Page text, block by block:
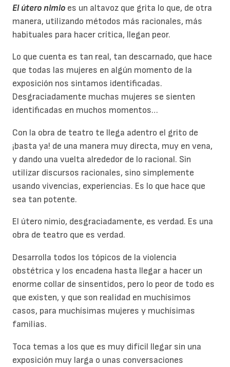
El útero nimio es un altavoz que grita lo que, de otra
manera, utilizando métodos más racionales, más
habituales para hacer crítica, llegan peor.
Lo que cuenta es tan real, tan descarnado, que hace
que todas las mujeres en algún momento de la
exposición nos sintamos identificadas.
Desgraciadamente muchas mujeres se sienten
identificadas en muchos momentos…
Con la obra de teatro te llega adentro el grito de
¡basta ya! de una manera muy directa, muy en vena,
y dando una vuelta alrededor de lo racional. Sin
utilizar discursos racionales, sino simplemente
usando vivencias, experiencias. Es lo que hace que
sea tan potente.
El útero nimio, desgraciadamente, es verdad. Es una
obra de teatro que es verdad.
Desarrolla todos los tópicos de la violencia
obstétrica y los encadena hasta llegar a hacer un
enorme collar de sinsentidos, pero lo peor de todo es
que existen, y que son realidad en muchísimos
casos, para muchísimas mujeres y muchísimas
familias.
Toca temas a los que es muy difícil llegar sin una
exposición muy larga o unas conversaciones